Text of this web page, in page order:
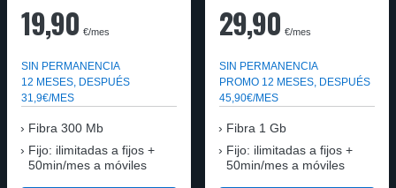
19,90 €/mes
SIN PERMANENCIA
12 MESES, DESPUÉS
31,9€/MES
Fibra 300 Mb
Fijo: ilimitadas a fijos +
50min/mes a móviles
29,90 €/mes
SIN PERMANENCIA
PROMO 12 MESES, DESPUÉS
45,90€/MES
Fibra 1 Gb
Fijo: ilimitadas a fijos +
50min/mes a móviles